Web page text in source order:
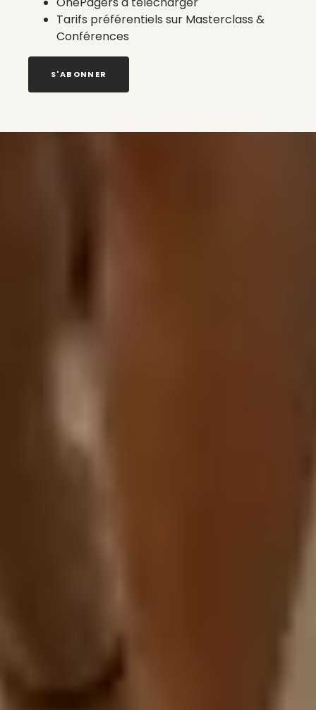
Tarifs préférentiels sur Masterclass &
Conférences
S'ABONNER